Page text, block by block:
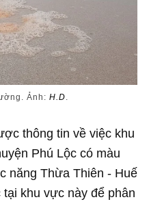
Ảnh:H.D.
thông tin về việc khu
Phú Lộc có màu
năng Thừa Thiên - Huế
khu vực này để phân